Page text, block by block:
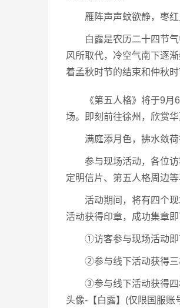
雁阵声声蚊欲静，枣红
白露是农历二十四节气
风所取代，冷空气南下逐
着孟秋时节的结束和仲秋时
《第五人格》将于9月6
场。即刻前往徐州，欣赏
满庭添月色，拂水敛荷
参与现场活动，各位访
定明信片、第五人格周边
活动期间，将有四个现
活动获得印章，成功集章
①访客参与现场活动即可
②参与线下活动获得三枚
③参与线下活动获得四枚
头像-【白露】(仅限国服账